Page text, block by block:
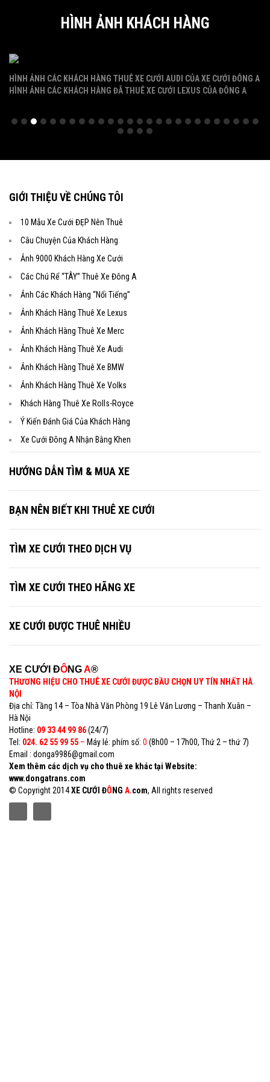
HÌNH ẢNH KHÁCH HÀNG
HÌNH ẢNH CÁC KHÁCH HÀNG ĐÃ THUÊ XE CƯỚI LEXUS CỦA ĐÔNG A
HÌNH ẢNH CÁC KHÁCH HÀNG THUÊ XE CƯỚI AUDI CỦA XE CƯỚI ĐÔNG A
GIỚI THIỆU VỀ CHÚNG TÔI
10 Mẫu Xe Cưới ĐẸP Nên Thuê
Câu Chuyện Của Khách Hàng
Ảnh 9000 Khách Hàng Xe Cưới
Các Chú Rể “TÂY” Thuê Xe Đông A
Ảnh Các Khách Hàng “Nổi Tiếng”
Ảnh Khách Hàng Thuê Xe Lexus
Ảnh Khách Hàng Thuê Xe Merc
Ảnh Khách Hàng Thuê Xe Audi
Ảnh Khách Hàng Thuê Xe BMW
Ảnh Khách Hàng Thuê Xe Volks
Khách Hàng Thuê Xe Rolls-Royce
Ý Kiến Đánh Giá Của Khách Hàng
Xe Cưới Đông A Nhận Bằng Khen
HƯỚNG DẪN TÌM & MUA XE
BẠN NÊN BIẾT KHI THUÊ XE CƯỚI
TÌM XE CƯỚI THEO DỊCH VỤ
TÌM XE CƯỚI THEO HÃNG XE
XE CƯỚI ĐƯỢC THUÊ NHIỀU
XE CƯỚI ĐÔNGA®
THƯƠNG HIỆU CHO THUÊ XE CƯỚI ĐƯỢC BẦU CHỌN UY TÍN NHẤT HÀ
NỘI
Địa chỉ: Tầng 14 – Tòa Nhà Văn Phòng 19 Lê Văn Lương – Thanh Xuân –
Hà Nội
Hotline: 09 33 44 99 86(24/7)
Tel: 024. 62 55 99 55 – Máy lẻ: phím số: 0 (8h00 – 17h00, Thứ 2 – thứ 7)
Email : donga9986@gmail.com
Xem thêm các dịch vụ cho thuê xe khác tại Website:
www.dongatrans.com
© Copyright 2014XE CƯỚI ĐÔ NG A.com, All rights reserved